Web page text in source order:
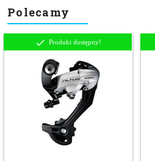
Polecamy
Produkt dostępny!